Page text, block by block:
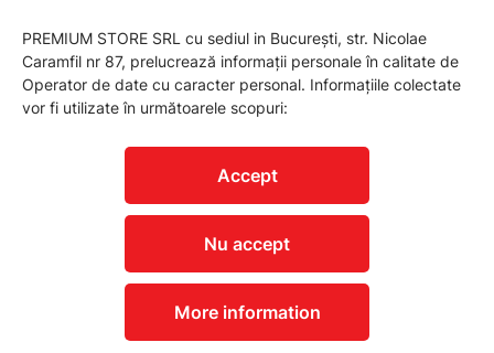
PREMIUM STORE SRL cu sediul in București, str. Nicolae
Caramfil nr 87, prelucrează informații personale în calitate de
Operator de date cu caracter personal. Informațiile colectate
vor fi utilizate în următoarele scopuri:
Accept
Nu accept
More information